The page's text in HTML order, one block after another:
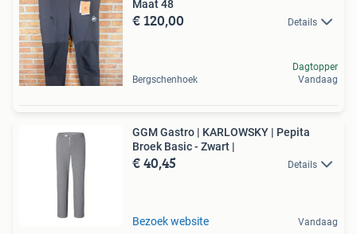
Maat 48
€ 120,00 Details
Bergschenhoek
Dagtopper
Vandaag
GGM Gastro | KARLOWSKY | Pepita
Broek Basic - Zwart |
€ 40,45 Details
Bezoek website Vandaag